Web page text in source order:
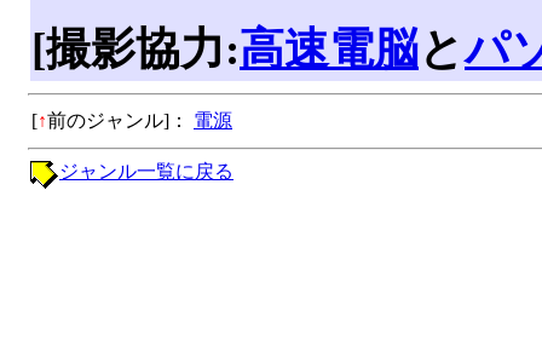
[撮影協力:高速電脳とパ
[↑前のジャンル]： 電源
ジャンル一覧に戻る